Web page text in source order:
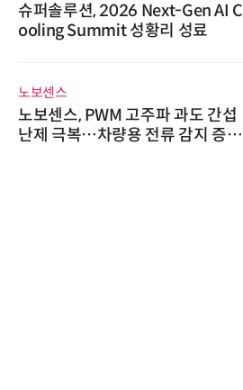
슈퍼솔루션, 2026 Next-Gen AI C
ooling Summit 성황리 성료
노보센스
노보센스, PWM 고주파 과도 간섭
난제 극복…차량용 전류 감지 증폭